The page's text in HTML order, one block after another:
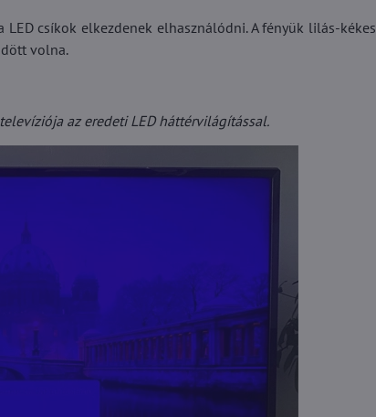
csíkok elkezdenek elhasználódni. A fényük lilás-kékes
volna.
az eredeti LED háttérvilágítással.